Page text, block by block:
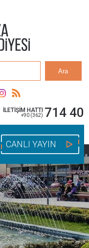
Ara
İLETİŞİM HATTI
+90 (362) 714 40
CANLI YAYIN